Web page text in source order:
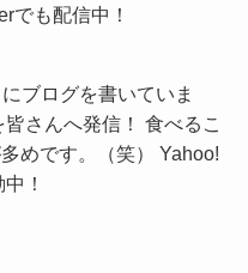
でも配信中！
ブログを書いていま
さんへ発信！ 食べるこ
めです。（笑） Yahoo!
！